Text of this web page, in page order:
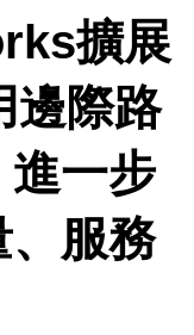
擴展
邊際路
進一步
服務